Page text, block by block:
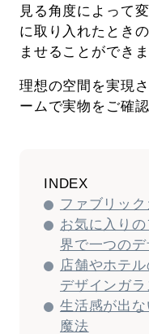
見る角度によって
に取り入れたとき
ませることができま
理想の空間を実現
ームで実物をご確認
INDEX
ファブリッ
お気に入り
界で一つの
店舗やホテ
デザインガラ
生活感が出
魔法